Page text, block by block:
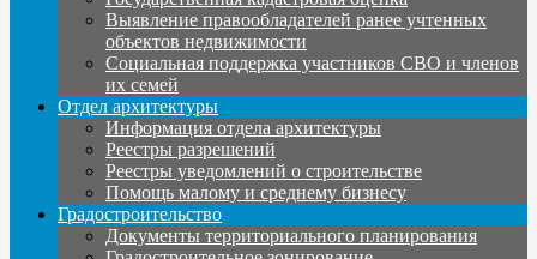
Выявление правообладателей ранее учтенных
объектов недвижимости
Социальная поддержка участников СВО и членов
их семей
Отдел архитектуры
Информация отдела архитектуры
Реестры разрешений
Реестры уведомлений о строительстве
Помощь малому и среднему бизнесу
Градостроительство
Документы территориального планирования